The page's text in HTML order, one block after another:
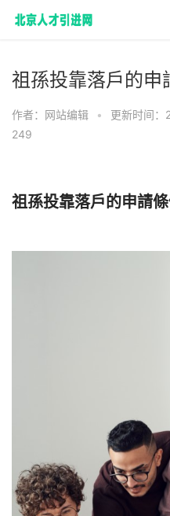
祖孫投靠落戶的申
作者：网站编辑 • 更新时间
249
祖孫投靠落戶的申請